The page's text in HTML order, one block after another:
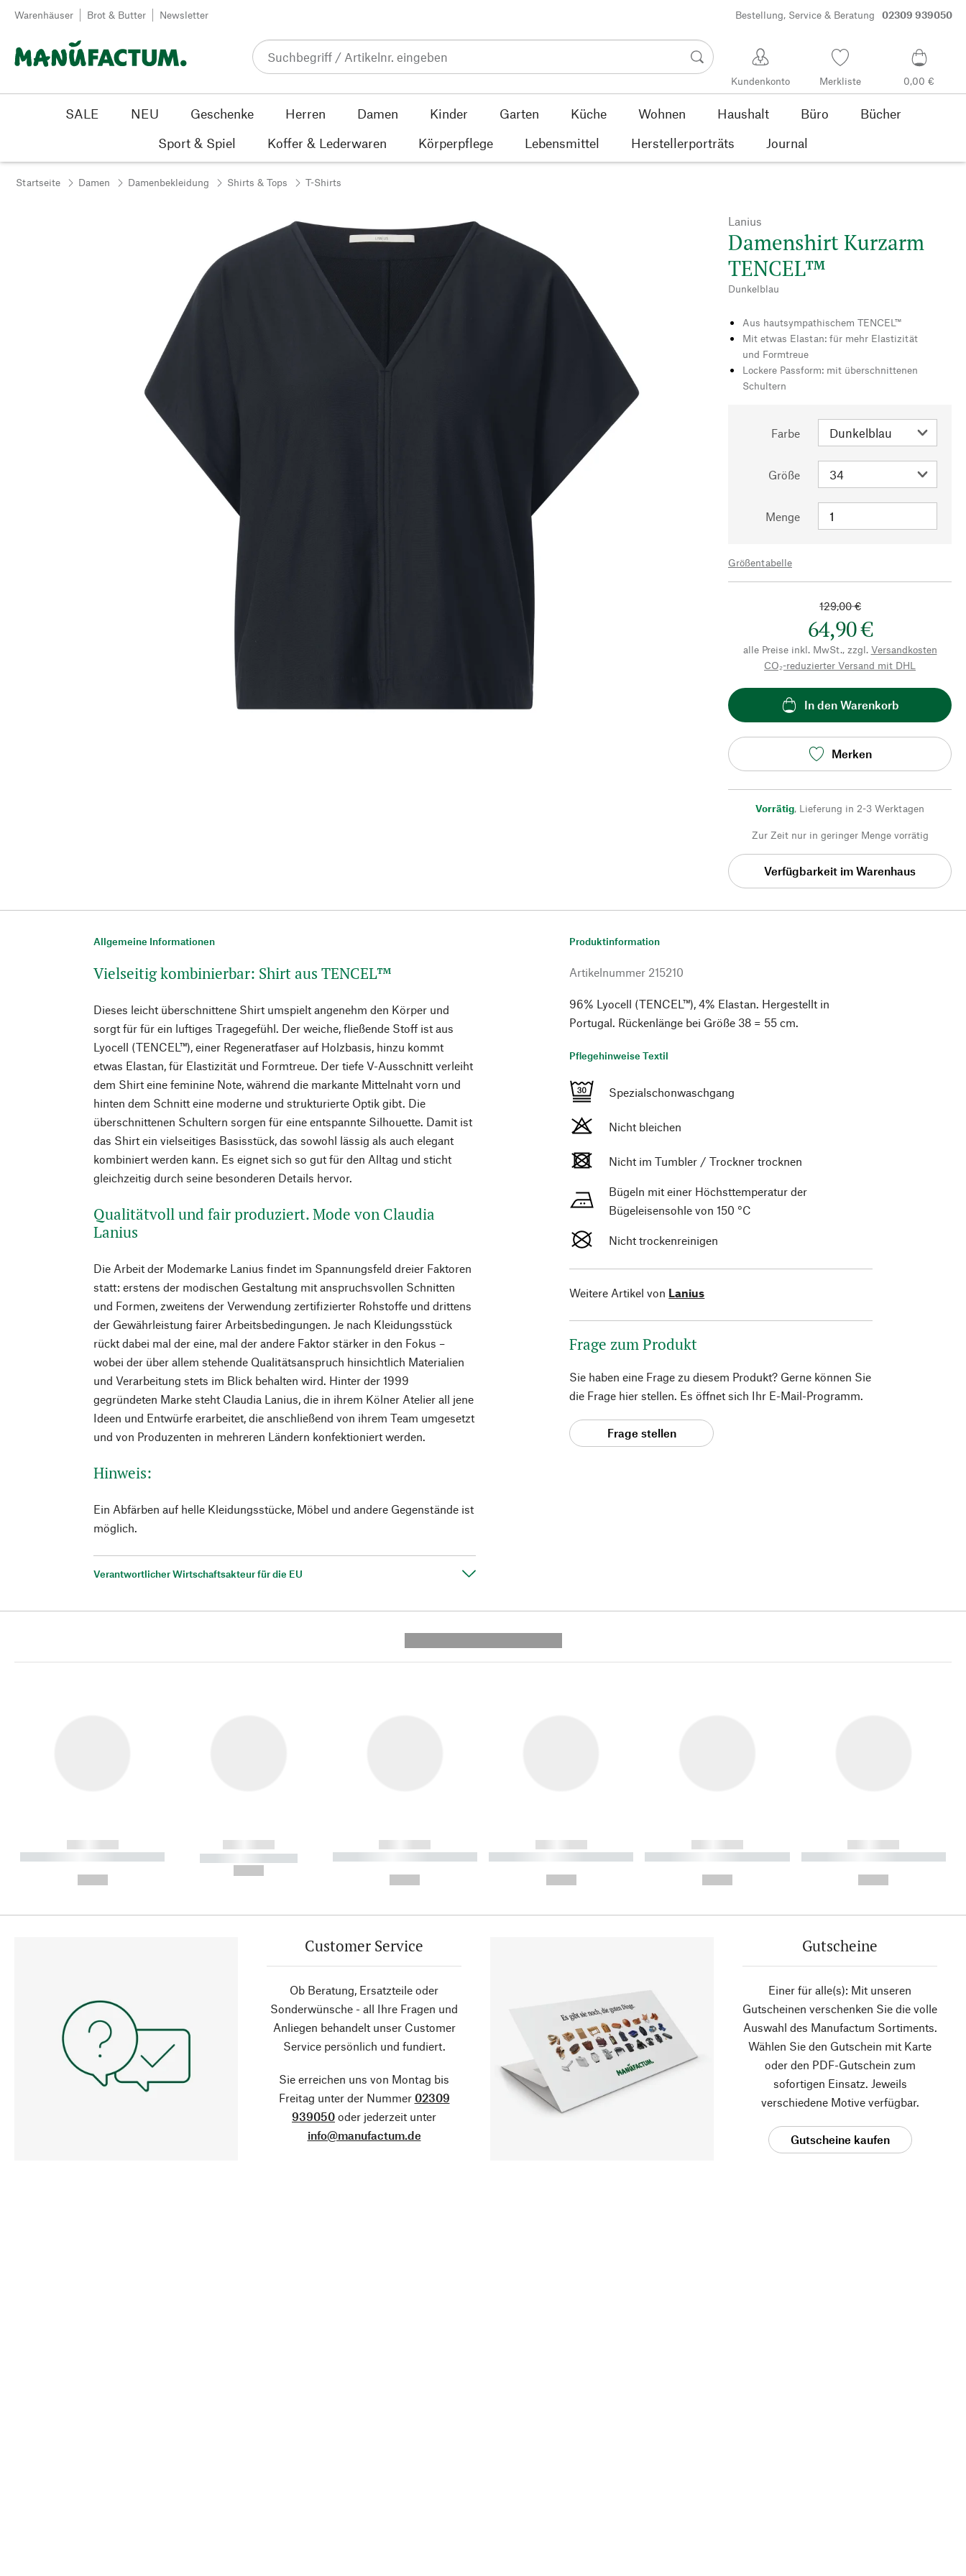
Zum Inhalt springen
Warenhäuser Brot & Butter Newsletter Bestellung, Service & Beratung 02309 939050
Kundenkonto Merkliste 0,00 €
SALE NEU Geschenke Herren Damen Kinder Garten Küche Wohnen Haushalt Büro
Bücher
Sport & Spiel
Koffer & Lederwaren Körperpflege Lebensmittel Herstellerporträts Journal
Startseite Damen Damenbekleidung Shirts & Tops T-Shirts
Lanius
Damenshirt Kurzarm
TENCEL™
Dunkelblau
Aus hautsympathischem TENCEL™
Mit etwas Elastan: für mehr Elastizität
und Formtreue
Lockere Passform: mit überschnittenen
Schultern
Farbe
Größe
Menge
Größentabelle
129,00 €
64,90 €
alle Preise inkl. MwSt., zzgl. Versandkosten
CO₂-reduzierter Versand mit DHL
In den Warenkorb
Merken
Vorrätig, Lieferung in 2-3 Werktagen
Zur Zeit nur in geringer Menge vorrätig
Verfügbarkeit im Warenhaus
Allgemeine Informationen
Vielseitig kombinierbar: Shirt aus TENCEL™
Dieses leicht überschnittene Shirt umspielt angenehm den Körper und
sorgt für für ein luftiges Tragegefühl. Der weiche, fließende Stoff ist aus
Lyocell (TENCEL™), einer Regeneratfaser auf Holzbasis, hinzu kommt
etwas Elastan, für Elastizität und Formtreue. Der tiefe V-Ausschnitt verleiht
dem Shirt eine feminine Note, während die markante Mittelnaht vorn und
hinten dem Schnitt eine moderne und strukturierte Optik gibt. Die
überschnittenen Schultern sorgen für eine entspannte Silhouette. Damit ist
das Shirt ein vielseitiges Basisstück, das sowohl lässig als auch elegant
kombiniert werden kann. Es eignet sich so gut für den Alltag und sticht
gleichzeitig durch seine besonderen Details hervor.
Qualitätvoll und fair produziert. Mode von Claudia
Lanius
Die Arbeit der Modemarke Lanius findet im Spannungsfeld dreier Faktoren
statt: erstens der modischen Gestaltung mit anspruchsvollen Schnitten
und Formen, zweitens der Verwendung zertifizierter Rohstoffe und drittens
der Gewährleistung fairer Arbeitsbedingungen. Je nach Kleidungsstück
rückt dabei mal der eine, mal der andere Faktor stärker in den Fokus –
wobei der über allem stehende Qualitätsanspruch hinsichtlich Materialien
und Verarbeitung stets im Blick behalten wird. Hinter der 1999
gegründeten Marke steht Claudia Lanius, die in ihrem Kölner Atelier all jene
Ideen und Entwürfe erarbeitet, die anschließend von ihrem Team umgesetzt
und von Produzenten in mehreren Ländern konfektioniert werden.
Hinweis:
Ein Abfärben auf helle Kleidungsstücke, Möbel und andere Gegenstände ist
möglich.
Verantwortlicher Wirtschaftsakteur für die EU
Produktinformation
Artikelnummer 215210
96% Lyocell (TENCEL™), 4% Elastan. Hergestellt in
Portugal. Rückenlänge bei Größe 38 = 55 cm.
Pflegehinweise Textil
Spezialschonwaschgang
Nicht bleichen
Nicht im Tumbler / Trockner trocknen
Bügeln mit einer Höchsttemperatur der
Bügeleisensohle von 150 °C
Nicht trockenreinigen
Weitere Artikel von Lanius
Frage zum Produkt
Sie haben eine Frage zu diesem Produkt? Gerne können Sie
die Frage hier stellen. Es öffnet sich Ihr E-Mail-Programm.
Frage stellen
------------
----------- ----------- ----------
------------
----------- -----------
------------
----------- ----------- ----------
------------
----------- ----------- ----------
------------
----------- ----------- ----------
------------
----------- ----------- ----------
Customer Service
Ob Beratung, Ersatzteile oder
Sonderwünsche - all Ihre Fragen und
Anliegen behandelt unser Customer
Service persönlich und fundiert.
Sie erreichen uns von Montag bis
Freitag unter der Nummer 02309
939050 oder jederzeit unter
info@manufactum.de
Gutscheine
Einer für alle(s): Mit unseren
Gutscheinen verschenken Sie die volle
Auswahl des Manufactum Sortiments.
Wählen Sie den Gutschein mit Karte
oder den PDF-Gutschein zum
sofortigen Einsatz. Jeweils
verschiedene Motive verfügbar.
Gutscheine kaufen